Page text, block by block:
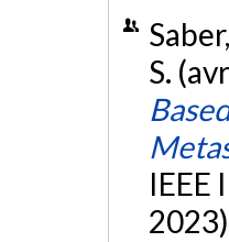
S.
IEEE